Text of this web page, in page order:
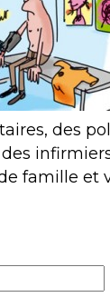
des
famille et